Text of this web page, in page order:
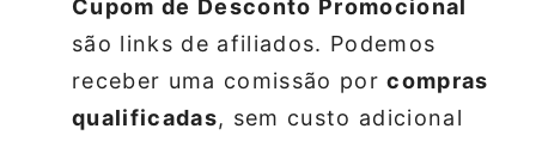
Cupom de Desconto Promocional
são links de afiliados. Podemos
receber uma comissão porcompras
qualificadas, sem custo adicional